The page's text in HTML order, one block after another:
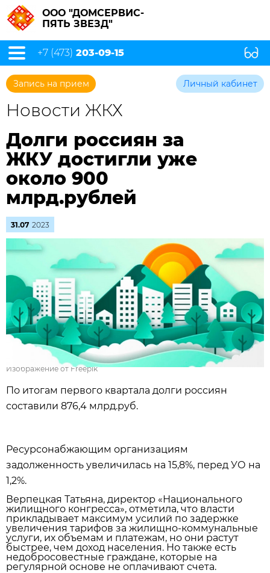
ООО "ДОМСЕРВИС-
ПЯТЬ ЗВЕЗД"
+7 (473) 203-09-15
Запись на прием Личный кабинет
Новости ЖКХ
Долги россиян за
ЖКУ достигли уже
около 900
млрд.рублей
31.07 2023
Изображение от Freepik
По итогам первого квартала долги россиян
составили 876,4 млрд.руб.
Ресурсонабжающим организациям
задолженность увеличилась на 15,8%, перед УО на
1,2%.
Верпецкая Татьяна, директор «Национального
жилищного конгресса», отметила, что власти
прикладывает максимум усилий по задержке
увеличения тарифов за жилищно-коммунальные
услуги, их объемам и платежам, но они растут
быстрее, чем доход населения. Но также есть
недобросовестные граждане, которые на
регулярной основе не оплачивают счета.